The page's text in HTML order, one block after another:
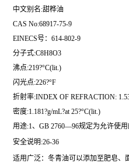
中文别名:甜桦油
CAS No:68917-75-9
EINECS号：614-802-9
分子式:C8H8O3
沸点:219?°C(lit.)
闪光点:226?°F
折射率:INDEX OF REFRACTION:
密度:1.181?g/mL?at 25?°C(lit.)
用途:1、GB 2760—96规定为允许使
安全说明:26-36
适用广泛：冬青油可以添加至肥皂、